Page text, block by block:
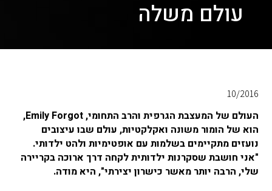
עולם משלה
10/2016
העולם של המעצבת הגרפית והרב התחומי, Emily Forgot, ​​
הוא של הומור משונה ואקלקטיות, עולם שבו עיצובים
נועזים מתקיימים בשלמות עם אופטימיות ולהט ילדותי.
"אני חושבת שסקרנות ילדותית לקחה דרך ארוכה בקריירה
שלי, הרבה יותר מאשר כישרון יצירתי", היא מודה.